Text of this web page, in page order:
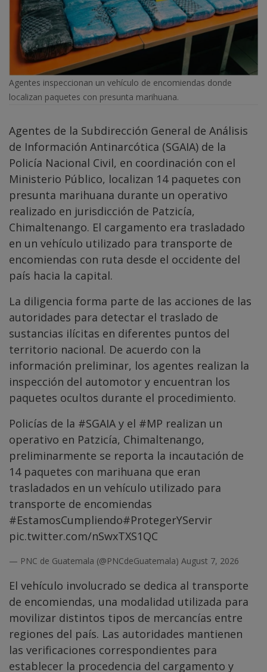
Agentes inspeccionan un vehículo de encomiendas donde
localizan paquetes con presunta marihuana.
Agentes de la Subdirección General de Análisis
de Información Antinarcótica (SGAIA) de la
Policía Nacional Civil, en coordinación con el
Ministerio Público, localizan 14 paquetes con
presunta marihuana durante un operativo
realizado en jurisdicción de Patzicía,
Chimaltenango. El cargamento era trasladado
en un vehículo utilizado para transporte de
encomiendas con ruta desde el occidente del
país hacia la capital.
La diligencia forma parte de las acciones de las
autoridades para detectar el traslado de
sustancias ilícitas en diferentes puntos del
territorio nacional. De acuerdo con la
información preliminar, los agentes realizan la
inspección del automotor y encuentran los
paquetes ocultos durante el procedimiento.
Policías de la #SGAIA y el #MP realizan un
operativo en Patzicía, Chimaltenango,
preliminarmente se reporta la incautación de
14 paquetes con marihuana que eran
trasladados en un vehículo utilizado para
transporte de encomiendas
#EstamosCumpliendo#ProtegerYServir
pic.twitter.com/nSwxTXS1QC
— PNC de Guatemala (@PNCdeGuatemala) August 7, 2026
El vehículo involucrado se dedica al transporte
de encomiendas, una modalidad utilizada para
movilizar distintos tipos de mercancías entre
regiones del país. Las autoridades mantienen
las verificaciones correspondientes para
establecer la procedencia del cargamento y